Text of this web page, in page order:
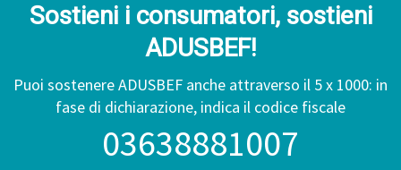
Sostieni i consumatori, sostieni
ADUSBEF!
Puoi sostenere ADUSBEF anche attraverso il 5 x 1000: in
fase di dichiarazione, indica il codice fiscale
03638881007